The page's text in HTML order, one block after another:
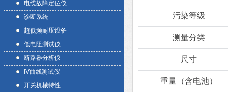
电缆故障定位仪
诊断系统
超低频耐压设备
低电阻测试仪
断路器分析仪
IV曲线测试仪
开关机械特性
污染等级
测量分类
尺寸
重量（含电池）